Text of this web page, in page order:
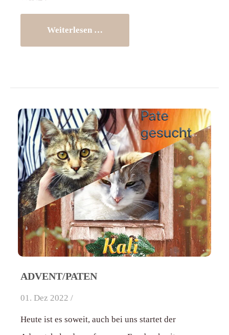
Weiterlesen …
ADVENT/PATEN
01. Dez 2022 /
Heute ist es soweit, auch bei uns startet der